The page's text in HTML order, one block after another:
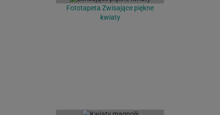
Fototapeta Zwisające piękne
kwiaty